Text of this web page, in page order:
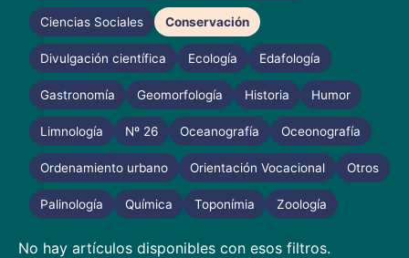
Ciencias Sociales Conservación
Divulgación científica Ecología Edafología
Gastronomía Geomorfología Historia Humor
Limnología Nº 26 Oceanografía Oceonografía
Ordenamiento urbano Orientación Vocacional Otros
Palinología Química Toponímia Zoología
No hay artículos disponibles con esos filtros.